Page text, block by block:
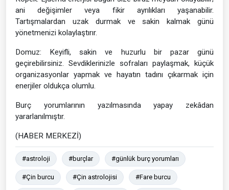
ani değişimler veya fikir ayrılıkları yaşanabilir.
Tartışmalardan uzak durmak ve sakin kalmak günü
yönetmenizi kolaylaştırır.
Domuz: Keyifli, sakin ve huzurlu bir pazar günü
geçirebilirsiniz. Sevdiklerinizle sofraları paylaşmak, küçük
organizasyonlar yapmak ve hayatın tadını çıkarmak için
enerjiler oldukça olumlu.
Burç yorumlarının yazılmasında yapay zekâdan
yararlanılmıştır.
(HABER MERKEZİ)
#astroloji #burçlar #günlük burç yorumları
#Çin burcu #Çin astrolojisi #Fare burcu